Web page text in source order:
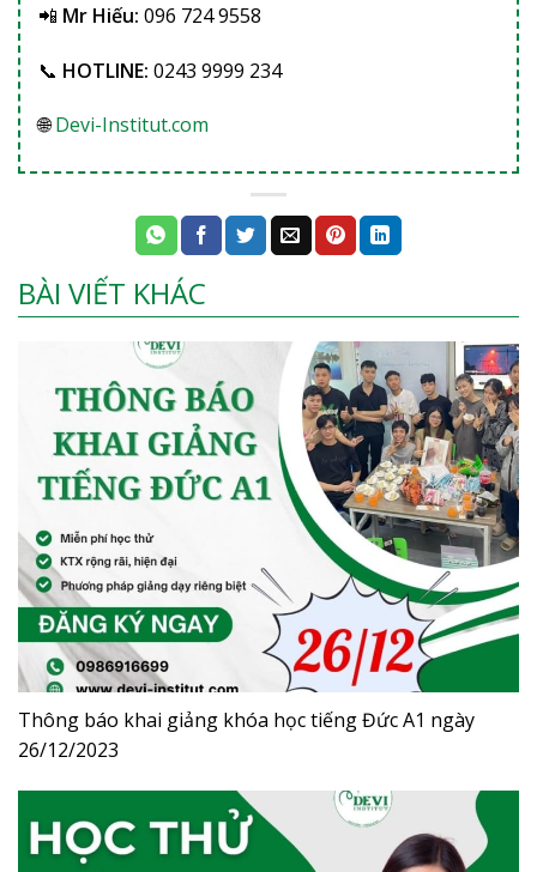
📲 Mr Hiếu: 096 724 9558
📞 HOTLINE: 0243 9999 234
🌐Devi-Institut.com
BÀI VIẾT KHÁC
Thông báo khai giảng khóa học tiếng Đức A1 ngày
26/12/2023